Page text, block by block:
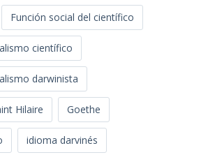
Función social del científico
científico
darwinista
Hilaire Goethe
idioma darvinés